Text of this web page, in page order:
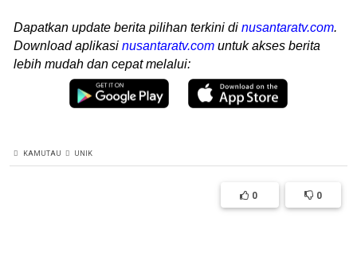
Dapatkan update berita pilihan terkini di nusantaratv.com.
Download aplikasi nusantaratv.com untuk akses berita
lebih mudah dan cepat melalui:
KAMUTAU UNIK
0 0